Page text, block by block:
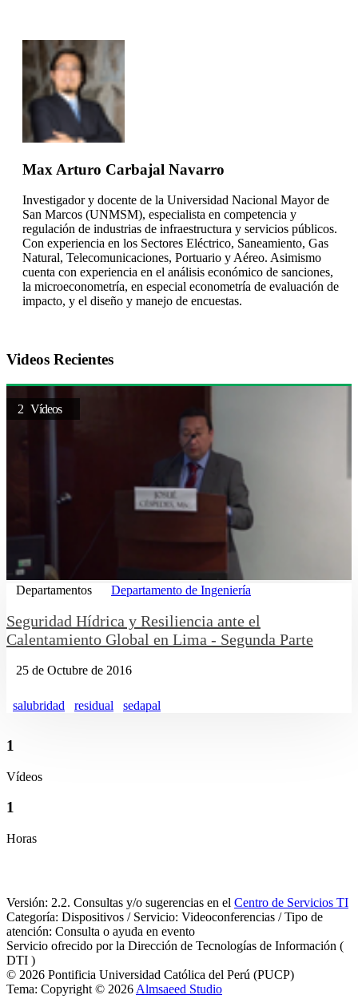
Max Arturo Carbajal Navarro
Investigador y docente de la Universidad Nacional Mayor de
San Marcos (UNMSM), especialista en competencia y
regulación de industrias de infraestructura y servicios públicos.
Con experiencia en los Sectores Eléctrico, Saneamiento, Gas
Natural, Telecomunicaciones, Portuario y Aéreo. Asimismo
cuenta con experiencia en el análisis económico de sanciones,
la microeconometría, en especial econometría de evaluación de
impacto, y el diseño y manejo de encuestas.
Videos Recientes
2 Vídeos
Departamentos Departamento de Ingeniería
Seguridad Hídrica y Resiliencia ante el
Calentamiento Global en Lima - Segunda Parte
25 de Octubre de 2016
salubridad residual sedapal
1
Vídeos
1
Horas
Versión: 2.2. Consultas y/o sugerencias en el Centro de Servicios TI
Categoría: Dispositivos / Servicio: Videoconferencias / Tipo de
atención: Consulta o ayuda en evento
Servicio ofrecido por la Dirección de Tecnologías de Información (
DTI )
© 2026 Pontificia Universidad Católica del Perú (PUCP)
Tema: Copyright © 2026 Almsaeed Studio